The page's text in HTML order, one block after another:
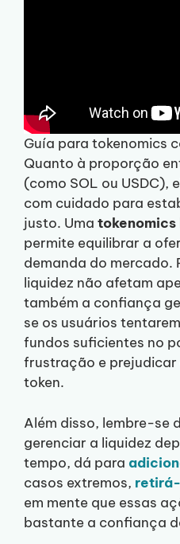
Guía para tokenomics
Quanto à proporção
(como SOL ou USDC),
com cuidado para
justo. Uma tokenomics
permite equilibrar a
demanda do mercado.
liquidez não afetam
também a confiança
se os usuários
fundos suficientes no
frustração e prejudicar
token.
Além disso, lembre-se
gerenciar a liquidez
tempo, dá para
casos extremos,
em mente que essas
bastante a confiança